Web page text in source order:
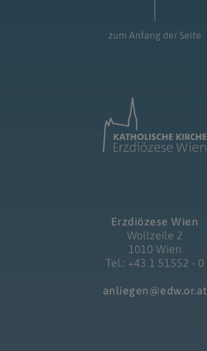
zum Anfang der Seite
Erzdiözese Wien
Wollzeile 2
1010 Wien
Tel.: +43 1 51552 - 0
anliegen@edw.or.at